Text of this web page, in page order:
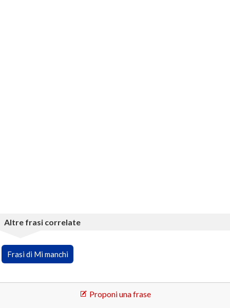
Altre frasi correlate
Frasi di Mi manchi
Proponi una frase